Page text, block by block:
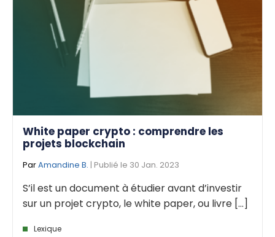
White paper crypto : comprendre les
projets blockchain
ParAmandine B. | Publié le 30 Jan. 2023
S’il est un document à étudier avant d’investir
sur un projet crypto, le white paper, ou livre [...]
Lexique